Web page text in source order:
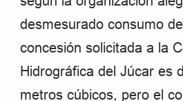
desmesurado consumo
concesión solicitada a la
Hidrográfica del Júcar es
metros cúbicos, pero el